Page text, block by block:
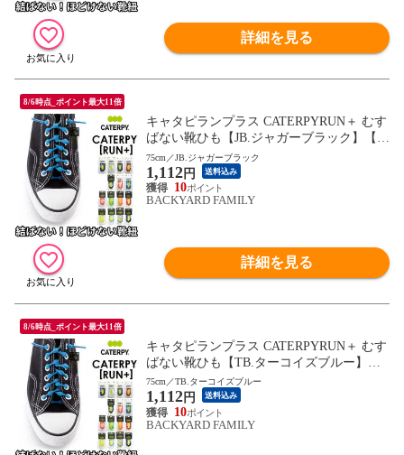
詳細を見る
8/6時点_ポイント最大11倍
キャタピランプラス CATERPYRUN＋ むす
ばない靴ひも【JB.ジャガーブラック】【75
cm】
75cm／JB.ジャガーブラック
1,112円 送料込み
10
BACKYARD FAMILY
詳細を見る
8/6時点_ポイント最大11倍
キャタピランプラス CATERPYRUN＋ むす
ばない靴ひも【TB.ターコイズブルー】【7
5cm】
75cm／TB.ターコイズブルー
1,112円 送料込み
10
BACKYARD FAMILY